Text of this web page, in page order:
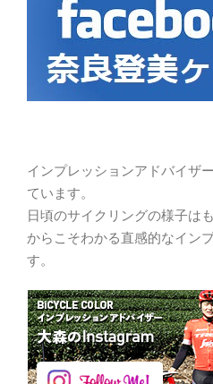
インプレッションアドバイザ
ています。
日頃のサイクリングの様子は
からこそわかる直感的なイン
す。